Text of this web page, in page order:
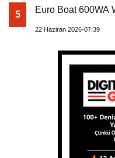
5 Euro Boat 600WA
22 Haziran 2026-07:39